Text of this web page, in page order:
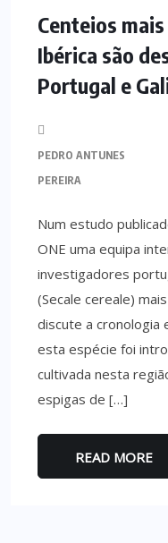
Centeios
Ibérica são
Portugal e
PEDRO ANTUNES
PEREIRA
Num estudo
ONE uma equipa
investigadores
(Secale cereale)
discute a cronologia
esta espécie foi
cultivada nesta
espigas de […]
READ MORE